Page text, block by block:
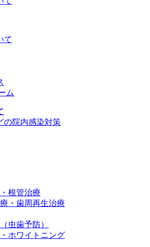
て
ム
の院内感染対策
根管治療
・歯周再生治療
虫歯予防）
ホワイトニング